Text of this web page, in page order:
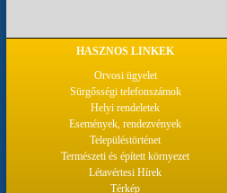
HASZNOS LINKEK
Orvosi ügyelet
Sürgősségi telefonszámok
Helyi rendeletek
Események, rendezvények
Településtörténet
Természeti és épített környezet
Létavértesi Hírek
Térkép